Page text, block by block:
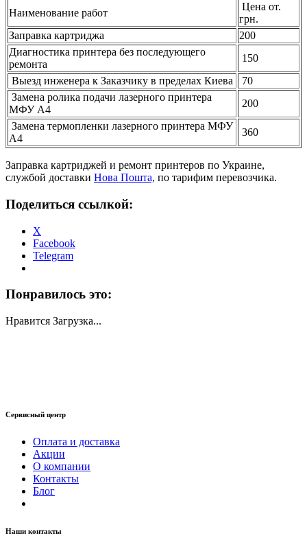
Наименование работ
Цена от.
грн.
Заправка картриджа
200
Диагностика принтера без последующего
ремонта
150
Выезд инженера к Заказчику в пределах Киева
70
Замена ролика подачи лазерного принтера
МФУ А4
200
Замена термопленки лазерного принтера МФУ
А4
360
Заправка картриджей и ремонт принтеров по Украине,
службой доставки Нова Пошта, по тарифим перевозчика.
Поделиться ссылкой:
X
Facebook
Telegram
Понравилось это:
Нравится Загрузка...
Сервисный центр
Оплата и доставка
Акции
О компании
Контакты
Блог
Наши контакты